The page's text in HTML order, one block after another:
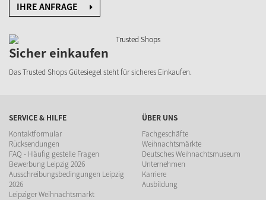
IHRE ANFRAGE
Sicher einkaufen
Das Trusted Shops Gütesiegelsteht für sicheres Einkaufen.
SERVICE & HILFE
Kontaktformular
Rücksendungen
FAQ - Häufig gestelle Fragen
Bewerbung Leipzig 2026
Ausschreibungsbedingungen Leipzig
2026
Leipziger Weihnachtsmarkt
ÜBER UNS
Fachgeschäfte
Weihnachtsmärkte
Deutsches Weihnachtsmuseum
Unternehmen
Karriere
Ausbildung